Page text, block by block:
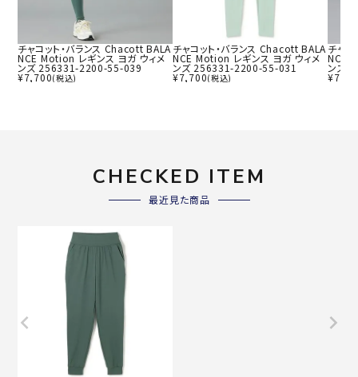
チャコット・バランス Chacott BALA
NCE Motion レギンス ヨガ ウィメ
ンズ 256331-2200-55-039
¥7,700(税込)
チャコット・バランス Chacott BALA
NCE Motion レギンス ヨガ ウィメ
ンズ 256331-2200-55-031
¥7,700(税込)
チャ
NCE
ンズ
¥
CHECKED ITEM
最近見た商品